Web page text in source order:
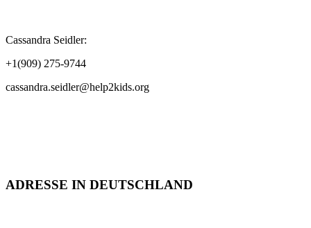
Cassandra Seidler:
+1(909) 275-9744
cassandra.seidler@help2kids.org
ADRESSE IN DEUTSCHLAND